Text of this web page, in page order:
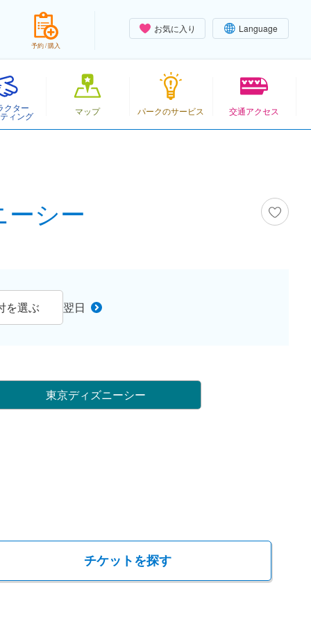
お気に入り Language
予約 / 購入
クター
ィング マップ パークのサービス 交通アクセス
シー
を選ぶ 翌日
東京ディズニーシー
チケットを探す